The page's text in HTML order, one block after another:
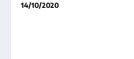
14/10/2020